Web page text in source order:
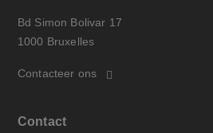
Bd Simon Bolivar 17
1000 Bruxelles
Contacteer ons
Contact